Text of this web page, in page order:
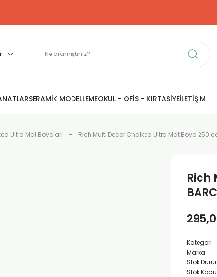
SERAMİK MODELLEMEOKUL - OFİS - KIRTASİYEİLETİŞİM
Ultra Mat Boyaları Rich Multi Decor Chalked Ultra Mat Boya 250
Rich
Kategori
Marka
Stok
Stok Kodu